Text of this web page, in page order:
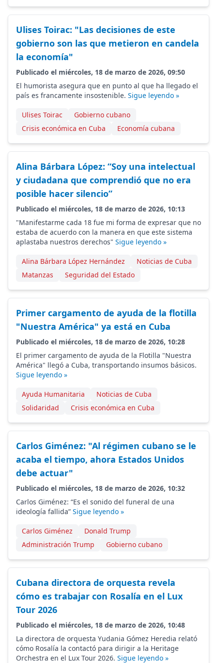
Ulises Toirac: "Las decisiones de este
gobierno son las que metieron en candela
la economía"
Publicado el miércoles, 18 de marzo de 2026, 09:50
El humorista asegura que en punto al que ha llegado el
país es francamente insostenible. Sigue leyendo »
Ulises Toirac
Gobierno cubano
Crisis económica en Cuba
Economía cubana
Alina Bárbara López: “Soy una intelectual
y ciudadana que comprendió que no era
posible hacer silencio”
Publicado el miércoles, 18 de marzo de 2026, 10:13
"Manifestarme cada 18 fue mi forma de expresar que no
estaba de acuerdo con la manera en que este sistema
aplastaba nuestros derechos" Sigue leyendo »
Alina Bárbara López Hernández
Noticias de Cuba
Matanzas
Seguridad del Estado
Primer cargamento de ayuda de la flotilla
"Nuestra América" ya está en Cuba
Publicado el miércoles, 18 de marzo de 2026, 10:28
El primer cargamento de ayuda de la Flotilla "Nuestra
América" llegó a Cuba, transportando insumos básicos.
Sigue leyendo »
Ayuda Humanitaria
Noticias de Cuba
Solidaridad
Crisis económica en Cuba
Carlos Giménez: "Al régimen cubano se le
acaba el tiempo, ahora Estados Unidos
debe actuar"
Publicado el miércoles, 18 de marzo de 2026, 10:32
Carlos Giménez: “Es el sonido del funeral de una
ideología fallida” Sigue leyendo »
Carlos Giménez
Donald Trump
Administración Trump
Gobierno cubano
Cubana directora de orquesta revela
cómo es trabajar con Rosalía en el Lux
Tour 2026
Publicado el miércoles, 18 de marzo de 2026, 10:48
La directora de orquesta Yudania Gómez Heredia relató
cómo Rosalía la contactó para dirigir a la Heritage
Orchestra en el Lux Tour 2026. Sigue leyendo »